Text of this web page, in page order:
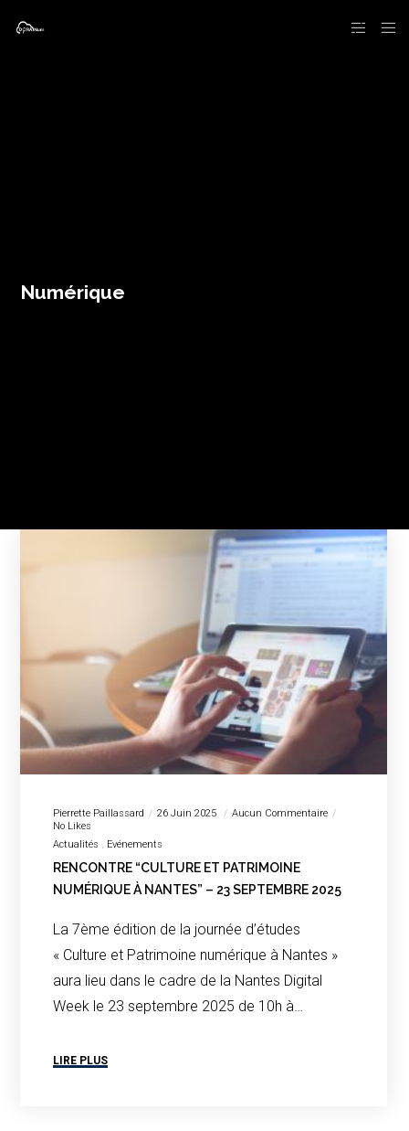
Numérique
Pierrette Paillassard 26 Juin 2025
Aucun Commentaire
No Likes
Actualités
Evénements
RENCONTRE “CULTURE ET PATRIMOINE
NUMÉRIQUE À NANTES” – 23 SEPTEMBRE 2025
La 7ème édition de la journée d’études
« Culture et Patrimoine numérique à Nantes »
aura lieu dans le cadre de la Nantes Digital
Week le 23 septembre 2025 de 10h à…
LIRE PLUS